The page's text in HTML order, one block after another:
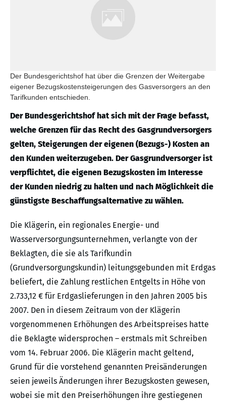
Der Bundesgerichtshof hat über die Grenzen der Weitergabe
eigener Bezugskostensteigerungen des Gasversorgers an den
Tarifkunden entschieden.
Der Bundesgerichtshof hat sich mit der Frage befasst,
welche Grenzen für das Recht des Gasgrundversorgers
gelten, Steigerungen der eigenen (Bezugs-) Kosten an
den Kunden weiterzugeben. Der Gasgrundversorger ist
verpflichtet, die eigenen Bezugskosten im Interesse
der Kunden niedrig zu halten und nach Möglichkeit die
günstigste Beschaffungsalternative zu wählen.
Die Klägerin, ein regionales Energie- und
Wasserversorgungsunternehmen, verlangte von der
Beklagten, die sie als Tarifkundin
(Grundversorgungskundin) leitungsgebunden mit Erdgas
beliefert, die Zahlung restlichen Entgelts in Höhe von
2.733,12 € für Erdgaslieferungen in den Jahren 2005 bis
2007. Den in diesem Zeitraum von der Klägerin
vorgenommenen Erhöhungen des Arbeitspreises hatte
die Beklagte widersprochen – erstmals mit Schreiben
vom 14. Februar 2006. Die Klägerin macht geltend,
Grund für die vorstehend genannten Preisänderungen
seien jeweils Änderungen ihrer Bezugskosten gewesen,
wobei sie mit den Preiserhöhungen ihre gestiegenen